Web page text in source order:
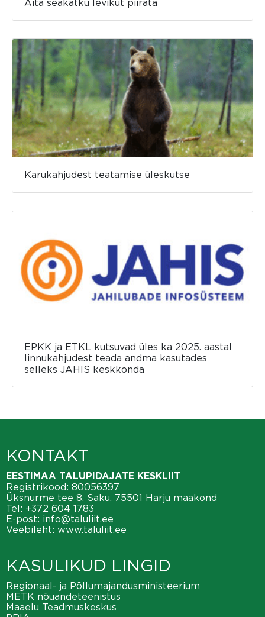
Aita seakatku levikut piirata
Karukahjudest teatamise üleskutse
EPKK ja ETKL kutsuvad üles ka 2025. aastal
linnukahjudest teada andma kasutades
selleks JAHIS keskkonda
KONTAKT
EESTIMAA TALUPIDAJATE KESKLIIT
Registrikood: 80056397
Üksnurme tee 8, Saku, 75501 Harju maakond
Tel: +372 604 1783
E-post: info@taluliit.ee
Veebileht: www.taluliit.ee
KASULIKUD LINGID
Regionaal- ja Põllumajandusministeerium
METK nõuandeteenistus
Maaelu Teadmuskeskus